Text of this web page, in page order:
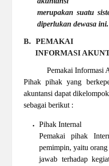
merupakan suatu
diperlukan dewasa ini.
B. PEMAKAI
INFORMASI
Pemakai Informasi
Pihak pihak yang
akuntansi dapat
sebagai berikut :
Pihak Internal
Pemakai pihak
pemimpin, yaitu
jawab terhadap